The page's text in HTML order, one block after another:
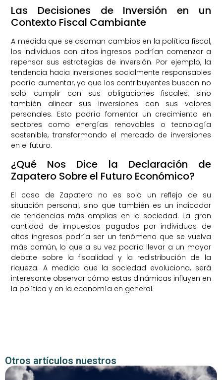
Las Decisiones de Inversión en un
Contexto Fiscal Cambiante
A medida que se asoman cambios en la política fiscal,
los individuos con altos ingresos podrían comenzar a
repensar sus estrategias de inversión. Por ejemplo, la
tendencia hacia inversiones socialmente responsables
podría aumentar, ya que los contribuyentes buscan no
solo cumplir con sus obligaciones fiscales, sino
también alinear sus inversiones con sus valores
personales. Esto podría fomentar un crecimiento en
sectores como energías renovables o tecnología
sostenible, transformando el mercado de inversiones
en el futuro.
¿Qué Nos Dice la Declaración de
Zapatero Sobre el Futuro Económico?
El caso de Zapatero no es solo un reflejo de su
situación personal, sino que también es un indicador
de tendencias más amplias en la sociedad. La gran
cantidad de impuestos pagados por individuos de
altos ingresos podría ser un fenómeno que se vuelva
más común, lo que a su vez podría llevar a un mayor
debate sobre la fiscalidad y la redistribución de la
riqueza. A medida que la sociedad evoluciona, será
interesante observar cómo estas dinámicas influyen en
la política y en la economía en general.
Otros artículos nuestros